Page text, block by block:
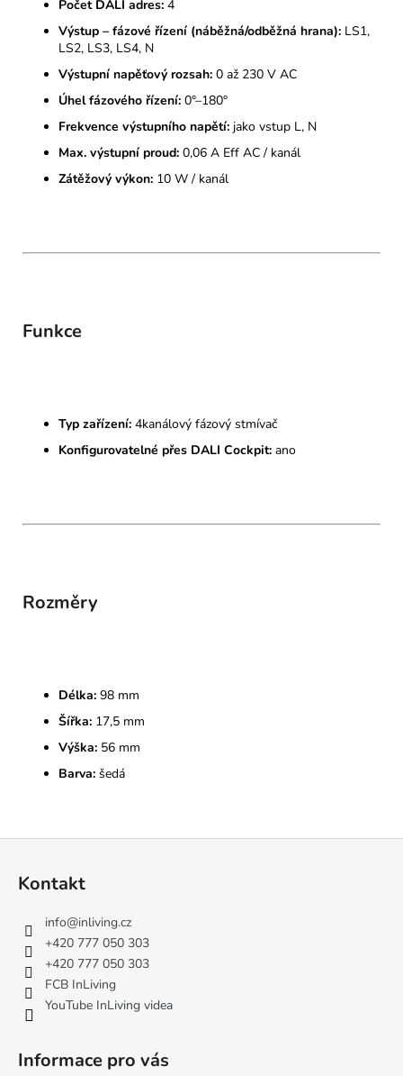
Počet DALI adres: 4
Výstup – fázové řízení (náběžná/odběžná hrana): LS1,
LS2, LS3, LS4, N
Výstupní napěťový rozsah: 0 až 230 V AC
Úhel fázového řízení: 0°–180°
Frekvence výstupního napětí: jako vstup L, N
Max. výstupní proud: 0,06 A Eff AC / kanál
Zátěžový výkon: 10 W / kanál
Funkce
Typ zařízení: 4kanálový fázový stmívač
Konfigurovatelné přes DALI Cockpit: ano
Rozměry
Délka: 98 mm
Šířka: 17,5 mm
Výška: 56 mm
Barva: šedá
Kontakt
info@inliving.cz
+420 777 050 303
+420 777 050 303
FCB InLiving
YouTube InLiving videa
Informace pro vás